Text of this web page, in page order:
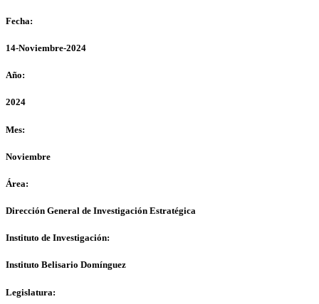
Fecha:
14-Noviembre-2024
Año:
2024
Mes:
Noviembre
Área:
Dirección General de Investigación Estratégica
Instituto de Investigación:
Instituto Belisario Domínguez
Legislatura: